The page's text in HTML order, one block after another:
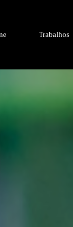
Trabalhos